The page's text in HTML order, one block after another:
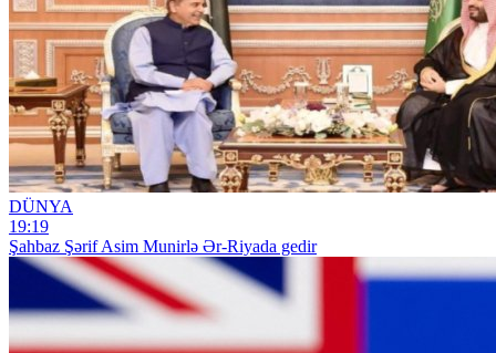
DÜNYA
19:19
Şahbaz Şərif Asim Munirlə Ər-Riyada gedir